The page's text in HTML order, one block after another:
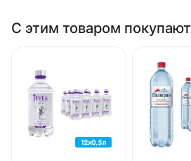
С этим товаром покупают